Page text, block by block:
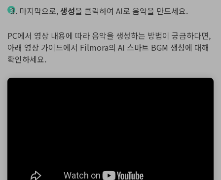
마지막으로,생성을 클릭하여 AI로 음악을 만드세요.
PC에서 영상 내용에 따라 음악을 생성하는 방법이 궁금하다면,
아래 영상 가이드에서 Filmora의 AI 스마트 BGM 생성에 대해
확인하세요.